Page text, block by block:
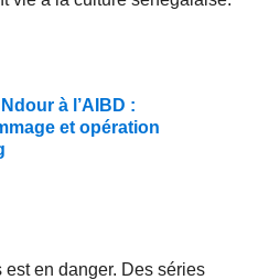
à l’AIBD :
et opération
est en danger. Des séries